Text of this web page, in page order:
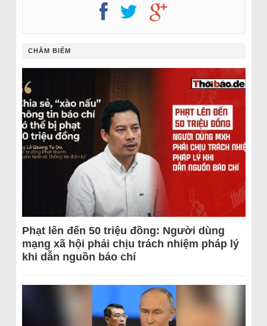
CHÂM BIẾM
Phạt lên đến 50 triệu đồng: Người dùng
mạng xã hội phải chịu trách nhiệm pháp lý
khi dẫn nguồn báo chí